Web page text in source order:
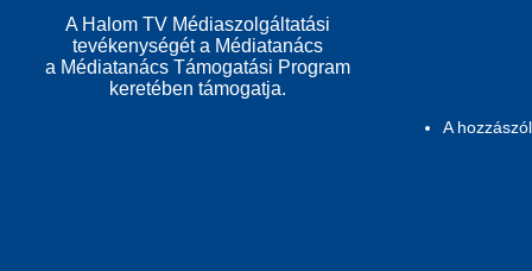
A
A Halom TV Médiaszolgáltatási
tevékenységét a Médiatanács
a Médiatanács Támogatási Program
keretében támogatja.